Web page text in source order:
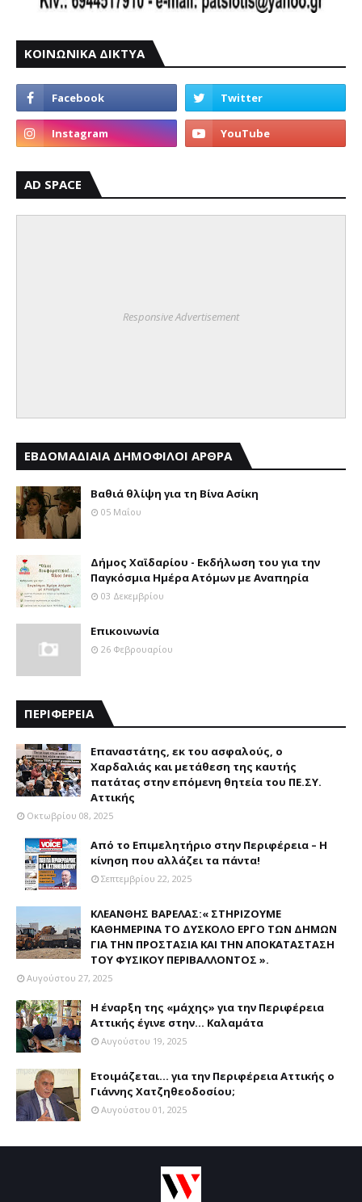
ΚΟΙΝΩΝΙΚΑ ΔΙΚΤΥΑ
AD SPACE
Responsive Advertisement
ΕΒΔΟΜΑΔΙΑΙΑ ΔΗΜΟΦΙΛΟΙ ΑΡΘΡΑ
Βαθιά θλίψη για τη Βίνα Ασίκη
05 Μαΐου
Δήμος Χαϊδαρίου - Εκδήλωση του για την
Παγκόσμια Ημέρα Ατόμων με Αναπηρία
03 Δεκεμβρίου
Επικοινωνία
26 Φεβρουαρίου
ΠΕΡΙΦΕΡΕΙΑ
Επαναστάτης, εκ του ασφαλούς, ο
Χαρδαλιάς και μετάθεση της καυτής
πατάτας στην επόμενη θητεία του ΠΕ.ΣΥ.
Αττικής
Οκτωβρίου 08, 2025
Από το Επιμελητήριο στην Περιφέρεια – Η
κίνηση που αλλάζει τα πάντα!
Σεπτεμβρίου 22, 2025
ΚΛΕΑΝΘΗΣ ΒΑΡΕΛΑΣ:« ΣΤΗΡΙΖΟΥΜΕ
ΚΑΘΗΜΕΡΙΝΑ ΤΟ ΔΥΣΚΟΛΟ ΕΡΓΟ ΤΩΝ ΔΗΜΩΝ
ΓΙΑ ΤΗΝ ΠΡΟΣΤΑΣΙΑ ΚΑΙ ΤΗΝ ΑΠΟΚΑΤΑΣΤΑΣΗ
ΤΟΥ ΦΥΣΙΚΟΥ ΠΕΡΙΒΑΛΛΟΝΤΟΣ ».
Αυγούστου 27, 2025
Η έναρξη της «μάχης» για την Περιφέρεια
Αττικής έγινε στην... Καλαμάτα
Αυγούστου 19, 2025
Ετοιμάζεται... για την Περιφέρεια Αττικής ο
Γιάννης Χατζηθεοδοσίου;
Αυγούστου 01, 2025